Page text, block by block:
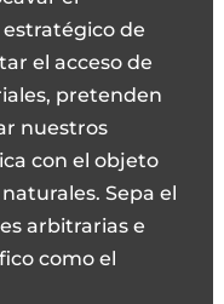
de
el acceso de
pretenden
nuestros
con el objeto
Sepa el
arbitrarias e
como el